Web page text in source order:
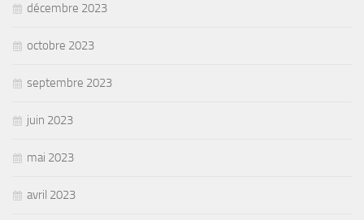
décembre 2023
octobre 2023
septembre 2023
juin 2023
mai 2023
avril 2023